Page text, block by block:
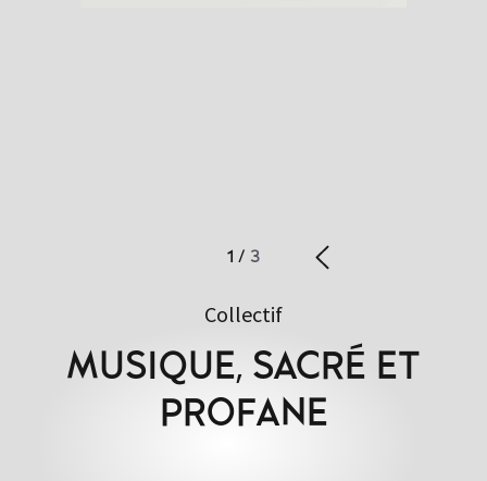
1 / 3
Collectif
MUSIQUE, SACRÉ ET
PROFANE